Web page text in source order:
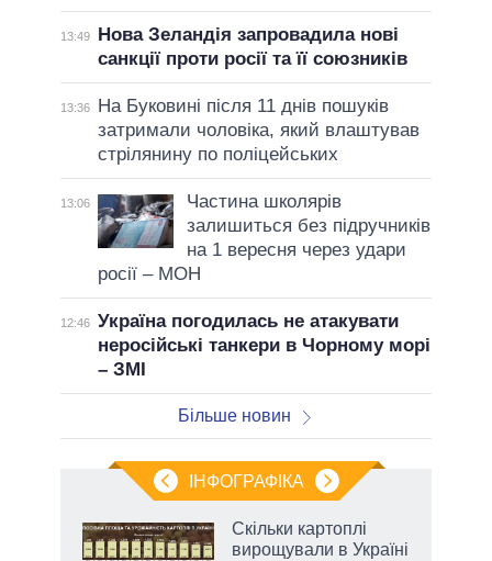
13:49
Нова Зеландія запровадила нові
санкції проти росії та її союзників
13:36
На Буковині після 11 днів пошуків
затримали чоловіка, який влаштував
стрілянину по поліцейських
13:06
Частина школярів
залишиться без підручників
на 1 вересня через удари
росії – МОН
12:46 Україна погодилась не атакувати
неросійські танкери в Чорному морі
– ЗМІ
Більше новин
ІНФОГРАФІКА
Скільки картоплі
вирощували в Україні